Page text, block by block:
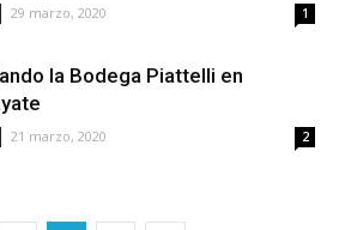
29 marzo, 2020 1
la Bodega Piattelli en
21 marzo, 2020 2